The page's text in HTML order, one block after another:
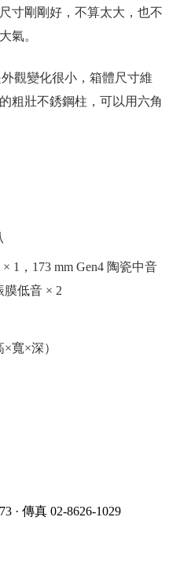
寸剛剛好，不算太大，也不
氣。
觀變化很小，箱體尺寸維
粗壯不銹鋼柱，可以用六角
× 1，173 mm Gen4 陶瓷中音
膜低音 × 2
寬×深）
· 傳真 02-8626-1029